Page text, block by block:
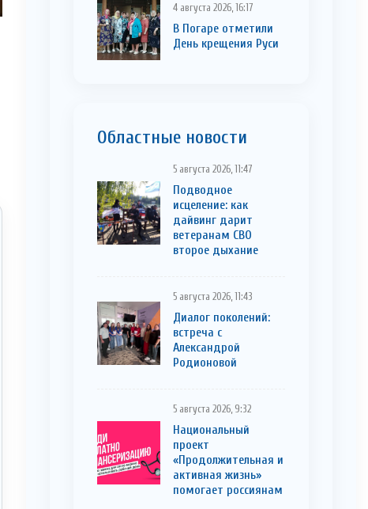
4 августа 2026, 16:17
В Погаре отметили
День крещения Руси
Областные новости
5 августа 2026, 11:47
Подводное
исцеление: как
дайвинг дарит
ветеранам СВО
второе дыхание
5 августа 2026, 11:43
Диалог поколений:
встреча с
Александрой
Родионовой
5 августа 2026, 9:32
Национальный
проект
«Продолжительная и
активная жизнь»
помогает россиянам